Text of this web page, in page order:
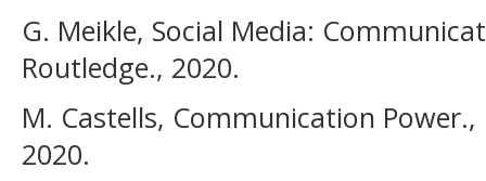
G. Meikle, Social Media:
Routledge., 2020.
M. Castells, Communication
2020.